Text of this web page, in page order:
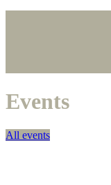
Events
All events